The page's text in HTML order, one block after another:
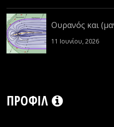
Ουρανός και
11 Ιουνίου, 2026
ΠΡΟΦΊΛ